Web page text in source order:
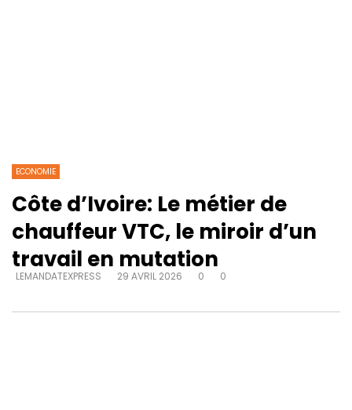
ECONOMIE
Côte d’Ivoire: Le métier de
chauffeur VTC, le miroir d’un
travail en mutation
LEMANDATEXPRESS 29 AVRIL 2026 0 0